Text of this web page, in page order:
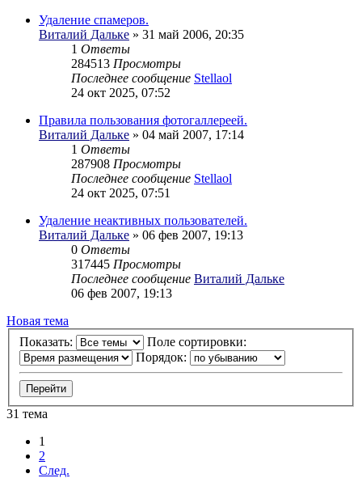
Удаление спамеров.
Виталий Дальке » 31 май 2006, 20:35
1 Ответы
284513 Просмотры
Последнее сообщение Stellaol
24 окт 2025, 07:52
Правила пользования фотогаллереей.
Виталий Дальке » 04 май 2007, 17:14
1 Ответы
287908 Просмотры
Последнее сообщение Stellaol
24 окт 2025, 07:51
Удаление неактивных пользователей.
Виталий Дальке » 06 фев 2007, 19:13
0 Ответы
317445 Просмотры
Последнее сообщение Виталий Дальке
06 фев 2007, 19:13
Новая тема
Показать:
Поле сортировки:
Порядок:
31 тема
1
2
След.